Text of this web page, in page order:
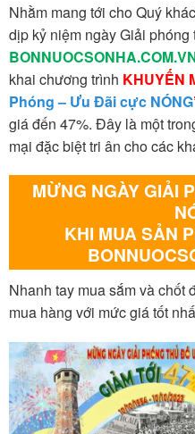
Nhằm mang tới cho Quý
dịp kỷ niệm ngày Giải phóng
khai chương trình KHUYẾN
Phóng – Ưu Đãi cực NÓNG
giá đến 47%. Đây là một
mại đặc biệt tri ân cho các
MỪNG NGÀY GIẢI
KHI MUA SẢN
Nhanh tay mua sắm và chốt
mua hàng với mức giá tốt